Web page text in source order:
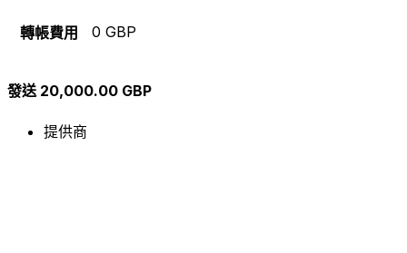
轉帳費用 0 GBP
發送 20,000.00 GBP
提供商